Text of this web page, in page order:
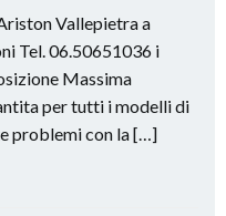
Vallepietra a
Tel. 06.50651036 i
Massima
per tutti i modelli di
problemi con la […]